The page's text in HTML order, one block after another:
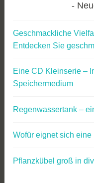
Geschmackliche
Entdecken Sie
Eine CD Kleinserie –
Speichermedium
Regenwassertank –
Wofür eignet sich
Pflanzkübel groß in